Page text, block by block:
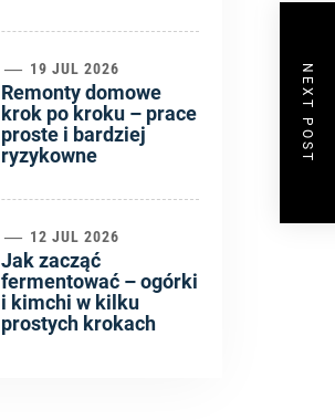
NEXT POST
19 JUL 2026
Remonty domowe
krok po kroku – prace
proste i bardziej
ryzykowne
12 JUL 2026
Jak zacząć
fermentować – ogórki
i kimchi w kilku
prostych krokach